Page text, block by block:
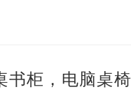
书柜，电脑桌